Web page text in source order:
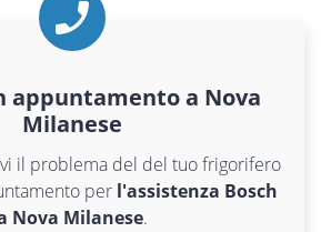
appuntamento a Nova
Milanese
il problema del del tuo frigorifero
per l'assistenza Bosch
Nova Milanese.